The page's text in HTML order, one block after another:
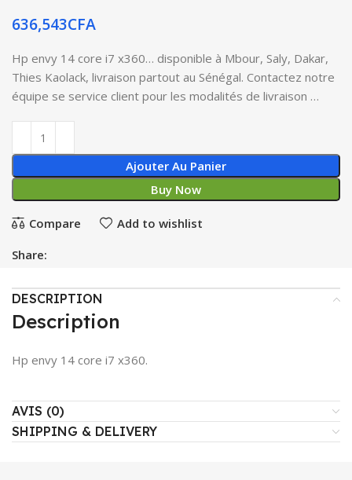
636,543CFA
Hp envy 14 core i7 x360… disponible à Mbour, Saly, Dakar,
Thies Kaolack, livraison partout au Sénégal. Contactez notre
équipe se service client pour les modalités de livraison …
Ajouter Au Panier
Buy Now
Compare Add to wishlist
Share:
DESCRIPTION
Description
Hp envy 14 core i7 x360.
AVIS (0)
SHIPPING & DELIVERY